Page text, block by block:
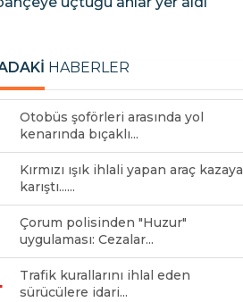
HABERLER
Otobüs şoförleri arasında yol
kenarında bıçaklı...
Kırmızı ışık ihlali yapan araç kazaya
karıştı......
Çorum polisinden "Huzur"
uygulaması: Cezalar...
Trafik kurallarını ihlal eden
sürücülere idari...